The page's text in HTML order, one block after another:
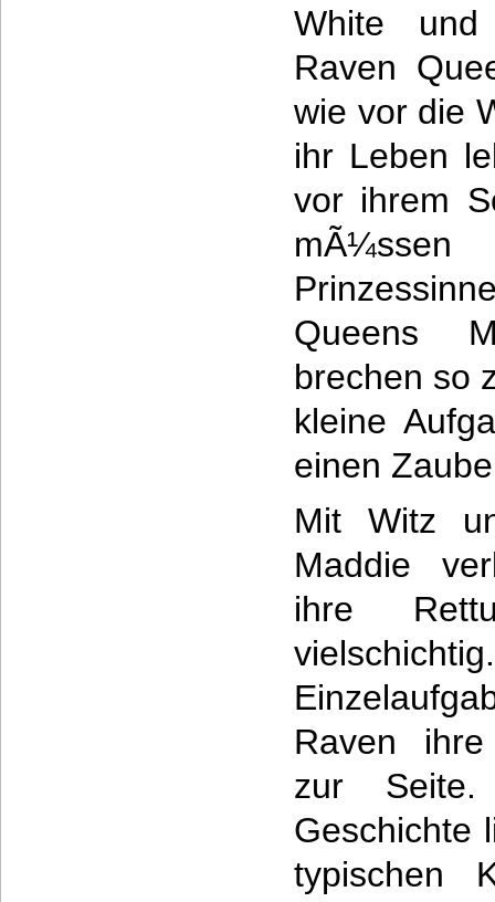
White und
Raven
wie vor die
ihr Leben
vor ihrem
Queens
brechen so
kleine
einen
Mit Witz
Maddie
ihre
Raven
zur
Geschichte
typischen